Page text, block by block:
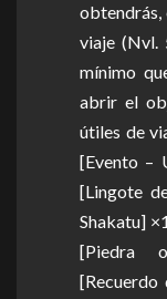
obtendrás,
viaje (Nvl.
mínimo
abrir el
útiles de
[Evento –
[Lingote
Shakatu]
[Piedra